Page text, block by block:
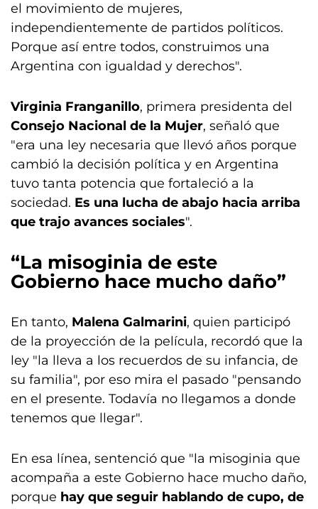
el movimiento de mujeres,
independientemente de partidos políticos.
Porque así entre todos, construimos una
Argentina con igualdad y derechos".
Virginia Franganillo, primera presidenta del
Consejo Nacional de la Mujer, señaló que
"era una ley necesaria que llevó años porque
cambió la decisión política y en Argentina
tuvo tanta potencia que fortaleció a la
sociedad. Es una lucha de abajo hacia arriba
que trajo avances sociales".
“La misoginia de este
Gobierno hace mucho daño”
En tanto, Malena Galmarini, quien participó
de la proyección de la película, recordó que la
ley "la lleva a los recuerdos de su infancia, de
su familia", por eso mira el pasado "pensando
en el presente. Todavía no llegamos a donde
tenemos que llegar".
En esa línea, sentenció que "la misoginia que
acompaña a este Gobierno hace mucho daño,
porque hay que seguir hablando de cupo, de